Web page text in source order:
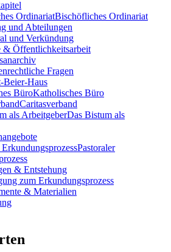
Bischöfliches Ordinariat
und Abteilungen
und Verkündung
& Öffentlichkeitsarbeit
Fragen
Beier-Haus
Katholisches Büro
Caritasverband
Das Bistum als
Pastoraler
& Entstehung
zum Erkundungsprozess
& Materialien